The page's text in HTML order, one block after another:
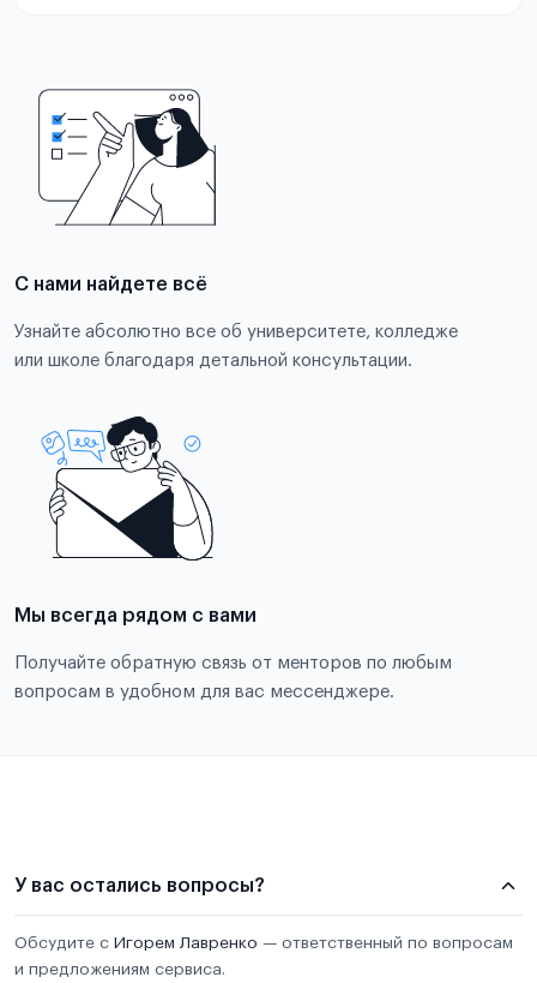
С нами найдете всё
Узнайте абсолютно все об университете, колледже
или школе благодаря детальной консультации.
Мы всегда рядом с вами
Получайте обратную связь от менторов по любым
вопросам в удобном для вас мессенджере.
У вас остались вопросы?
Обсудите с Игорем Лавренко — ответственный по вопросам
и предложениям сервиса.